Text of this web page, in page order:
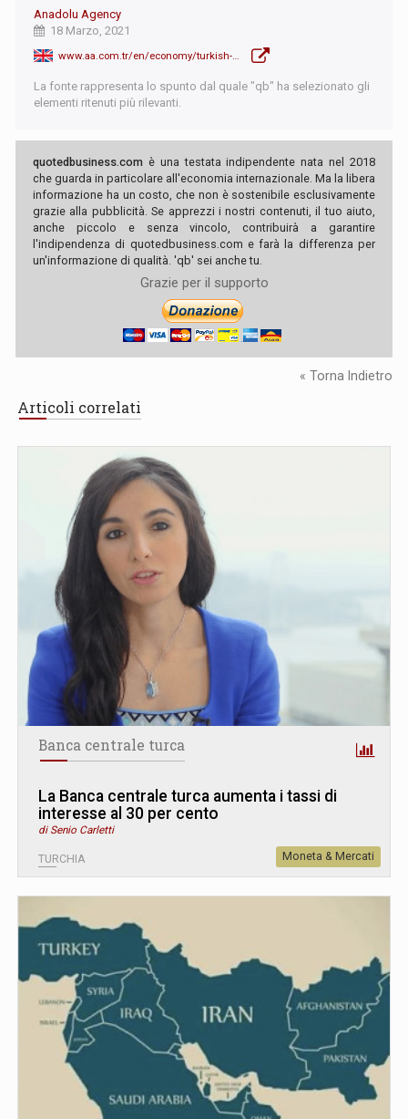
Anadolu Agency
18 Marzo, 2021
www.aa.com.tr/en/economy/turkish-central-bank-hikes-interest-rates-surprising-markets/2180384
La fonte rappresenta lo spunto dal quale "qb" ha selezionato gli
elementi ritenuti più rilevanti.
quotedbusiness.com è una testata indipendente nata nel 2018
che guarda in particolare all'economia internazionale. Ma la libera
informazione ha un costo, che non è sostenibile esclusivamente
grazie alla pubblicità. Se apprezzi i nostri contenuti, il tuo aiuto,
anche piccolo e senza vincolo, contribuirà a garantire
l'indipendenza di quotedbusiness.com e farà la differenza per
un'informazione di qualità. 'qb' sei anche tu.
Grazie per il supporto
« Torna Indietro
Articoli correlati
Banca centrale turca
La Banca centrale turca aumenta i tassi di
interesse al 30 per cento
di Senio Carletti
TURCHIA Moneta & Mercati